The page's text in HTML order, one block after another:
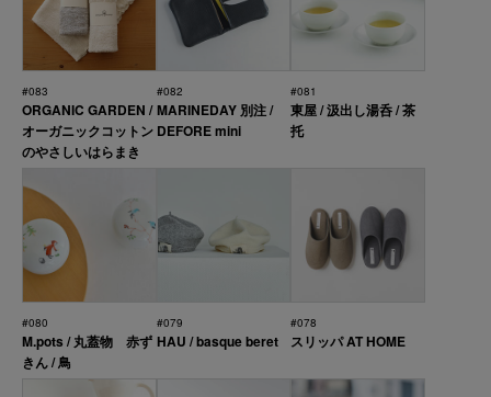
#083
ORGANIC GARDEN /
オーガニックコットン
のやさしいはらまき
#082
MARINEDAY 別注 /
DEFORE mini
#081
東屋 / 汲出し湯呑 / 茶
托
#080
M.pots / 丸蓋物 赤ず
きん / 鳥
#079
HAU / basque beret
#078
スリッパ AT HOME